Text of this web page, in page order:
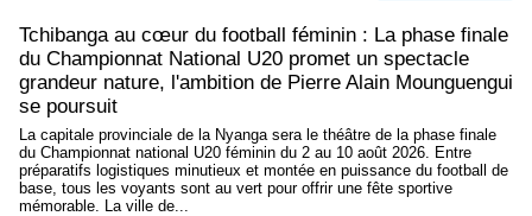
Tchibanga au cœur du football féminin : La phase finale
du Championnat National U20 promet un spectacle
grandeur nature, l'ambition de Pierre Alain Mounguengui
se poursuit
La capitale provinciale de la Nyanga sera le théâtre de la phase finale
du Championnat national U20 féminin du 2 au 10 août 2026. Entre
préparatifs logistiques minutieux et montée en puissance du football de
base, tous les voyants sont au vert pour offrir une fête sportive
mémorable. La ville de...